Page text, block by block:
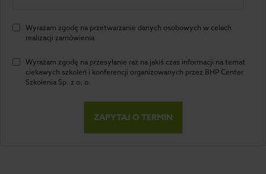
Wyrażam zgodę na przetwarzanie danych osobowych w celach
realizacji zamówienia
Wyrażam zgodę na przesyłanie raz na jakiś czas informacji na temat
ciekawych szkoleń i konferencji organizowanych przez BHP Center
Szkolenia Sp. z o. o.